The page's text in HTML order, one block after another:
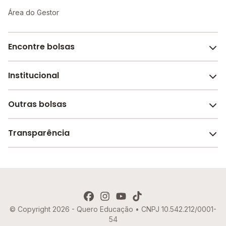
Área do Gestor
Encontre bolsas
Melhores escolas de São Paulo
Escolas por cidade e bairro
Institucional
Sobre o Melhor Escola
Revista Melhor Escola
Outras bolsas
Faculdades e universidades
Transparência
Política de Cookies
© Copyright 2026 - Quero Educação • CNPJ 10.542.212/0001-
54